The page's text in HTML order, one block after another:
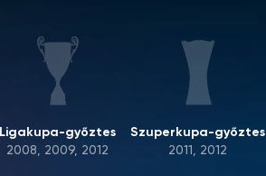
Ligakupa-győztes
2008, 2009, 2012
Szuperkupa-győztes
2011, 2012